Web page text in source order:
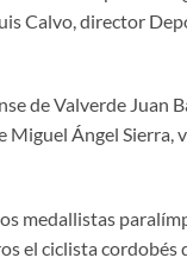
Calvo, director
de Valverde Juan
Ángel
medallistas
el ciclista cordobés